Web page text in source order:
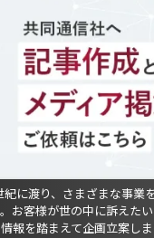
に渡り、さまざまな事業
お客様が世の中に訴えた
報を踏まえて企画立案しま